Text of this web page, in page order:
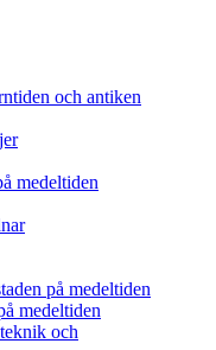
och antiken
medeltiden
på medeltiden
medeltiden
och